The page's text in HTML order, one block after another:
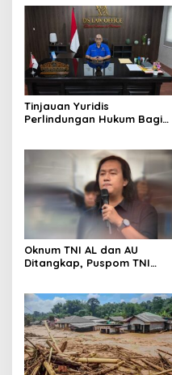
Tinjauan Yuridis
Perlindungan Hukum Bagi
Oknum TNI AL dan AU
Ditangkap, Puspom TNI
dengan Air Keras